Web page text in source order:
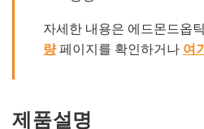
자세한 내용은 에드몬드옵
량페이지를 확인하거나 여기
제품설명